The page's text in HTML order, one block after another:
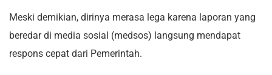
Meski demikian, dirinya merasa lega karena laporan yang
beredar di media sosial (medsos) langsung mendapat
respons cepat dari Pemerintah.